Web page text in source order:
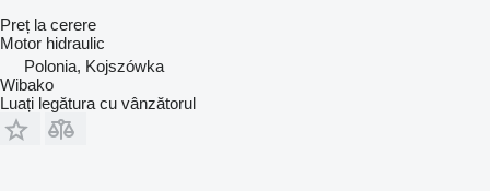
Preț la cerere
Motor hidraulic
Polonia, Kojszówka
Wibako
Luați legătura cu vânzătorul